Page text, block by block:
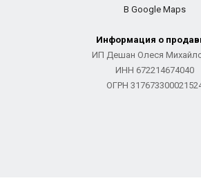
В Google Maps
Информация о
ИП Дешан Олеся
ИНН 672214674040
ОГРН